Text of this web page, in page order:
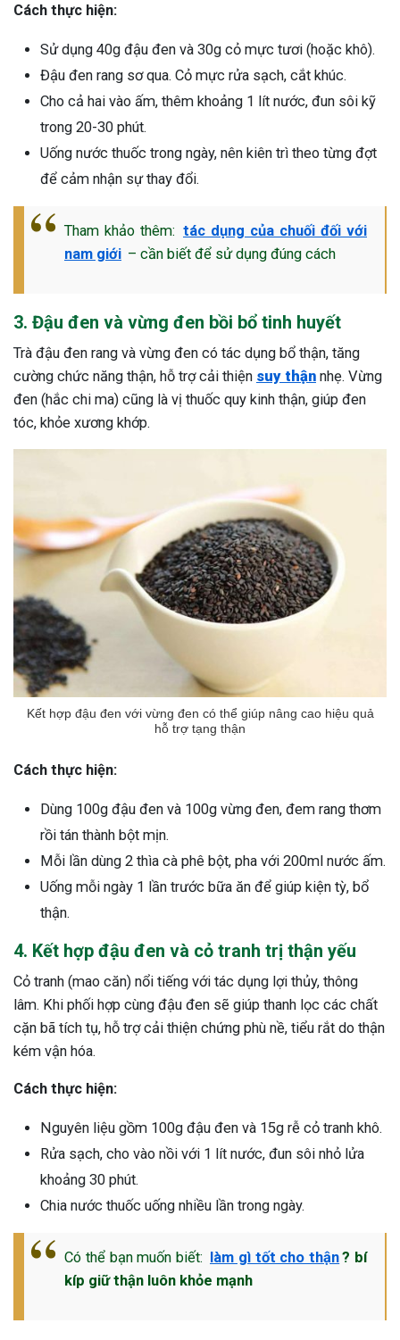
Cách thực hiện:
Sử dụng 40g đậu đen và 30g cỏ mực tươi (hoặc khô).
Đậu đen rang sơ qua. Cỏ mực rửa sạch, cắt khúc.
Cho cả hai vào ấm, thêm khoảng 1 lít nước, đun sôi kỹ
trong 20-30 phút.
Uống nước thuốc trong ngày, nên kiên trì theo từng đợt
để cảm nhận sự thay đổi.
Tham khảo thêm: tác dụng của chuối đối với
nam giới – cần biết để sử dụng đúng cách
3. Đậu đen và vừng đen bồi bổ tinh huyết
Trà đậu đen rang và vừng đen có tác dụng bổ thận, tăng
cường chức năng thận, hỗ trợ cải thiện suy thận nhẹ. Vừng
đen (hắc chi ma) cũng là vị thuốc quy kinh thận, giúp đen
tóc, khỏe xương khớp.
Kết hợp đậu đen với vừng đen có thể giúp nâng cao hiệu quả
hỗ trợ tạng thận
Cách thực hiện:
Dùng 100g đậu đen và 100g vừng đen, đem rang thơm
rồi tán thành bột mịn.
Mỗi lần dùng 2 thìa cà phê bột, pha với 200ml nước ấm.
Uống mỗi ngày 1 lần trước bữa ăn để giúp kiện tỳ, bổ
thận.
4. Kết hợp đậu đen và cỏ tranh trị thận yếu
Cỏ tranh (mao căn) nổi tiếng với tác dụng lợi thủy, thông
lâm. Khi phối hợp cùng đậu đen sẽ giúp thanh lọc các chất
cặn bã tích tụ, hỗ trợ cải thiện chứng phù nề, tiểu rắt do thận
kém vận hóa.
Cách thực hiện:
Nguyên liệu gồm 100g đậu đen và 15g rễ cỏ tranh khô.
Rửa sạch, cho vào nồi với 1 lít nước, đun sôi nhỏ lửa
khoảng 30 phút.
Chia nước thuốc uống nhiều lần trong ngày.
Có thể bạn muốn biết: làm gì tốt cho thận? bí
kíp giữ thận luôn khỏe mạnh